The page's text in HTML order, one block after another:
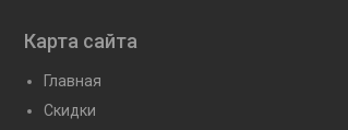
Карта сайта
Главная
Скидки